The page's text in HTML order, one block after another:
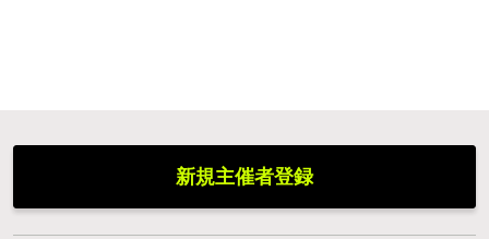
新規主催者登録